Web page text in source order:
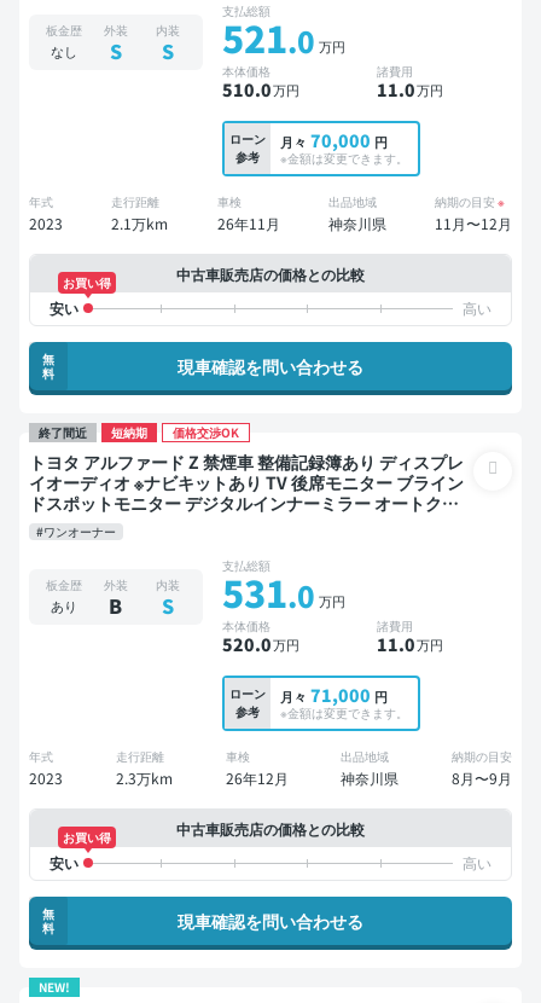
板金歴
なし
外装
S
内装
S
支払総額
521.0 万円
本体価格
510.0万円
諸費用
11.0万円
ローン
参考
月々 70,000 円
※金額は変更できます。
年式
2023
走行距離
2.1万km
車検
26年11月
出品地域
神奈川県
納期の目安 ※
11月〜12月
中古車販売店の価格との比較
お買い得
無
料
現車確認を問い合わせる
終了間近 短納期 価格交渉OK
トヨタ アルファード Z 禁煙車 整備記録簿あり ディスプレ
イオーディオ ※ナビキットあり TV 後席モニター ブライン
ドスポットモニター デジタルインナーミラー オートクル
ーズ 3列シート スマートキー ETC 電動バックドア バック
モニター 全方位カメラ ドライブレコーダー 衝突軽減 両側
電動スライドドア 7人乗り
#ワンオーナー
板金歴
あり
外装
B
内装
S
支払総額
531.0 万円
本体価格
520.0万円
諸費用
11.0万円
ローン
参考
月々 71,000 円
※金額は変更できます。
年式
2023
走行距離
2.3万km
車検
26年12月
出品地域
神奈川県
納期の目安
8月〜9月
中古車販売店の価格との比較
お買い得
無
料
現車確認を問い合わせる
NEW!